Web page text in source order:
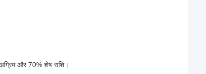
और 70% शेष राशि।